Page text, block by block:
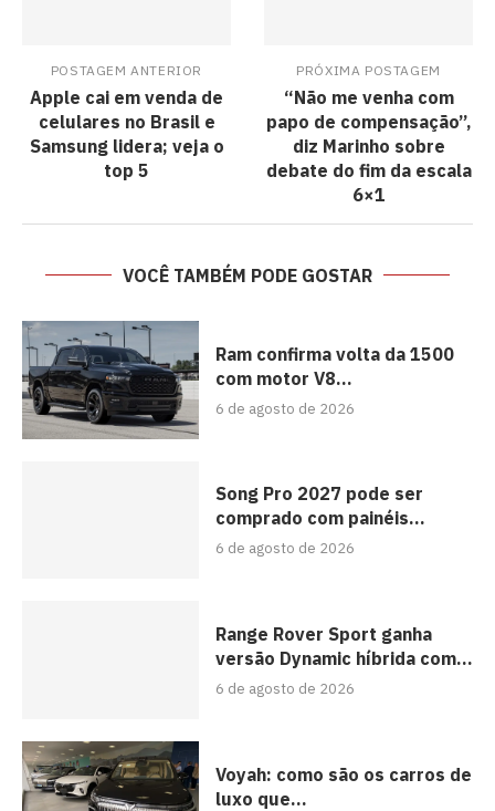
POSTAGEM ANTERIOR
Apple cai em venda de
celulares no Brasil e
Samsung lidera; veja o
top 5
PRÓXIMA POSTAGEM
“Não me venha com
papo de compensação”,
diz Marinho sobre
debate do fim da escala
6×1
VOCÊ TAMBÉM PODE GOSTAR
Ram confirma volta da 1500
com motor V8...
6 de agosto de 2026
Song Pro 2027 pode ser
comprado com painéis...
6 de agosto de 2026
Range Rover Sport ganha
versão Dynamic híbrida com...
6 de agosto de 2026
Voyah: como são os carros de
luxo que...